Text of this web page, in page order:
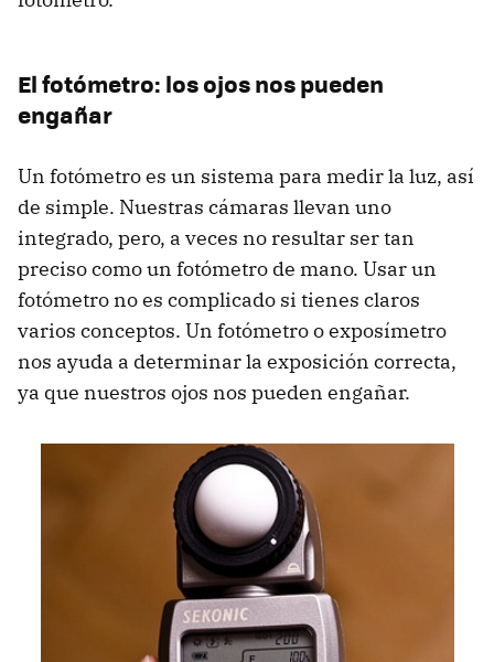
El fotómetro: los ojos nos pueden
engañar
Un fotómetro es un sistema para medir la luz, así
de simple. Nuestras cámaras llevan uno
integrado, pero, a veces no resultar ser tan
preciso como un fotómetro de mano. Usar un
fotómetro no es complicado si tienes claros
varios conceptos. Un fotómetro o exposímetro
nos ayuda a determinar la exposición correcta,
ya que nuestros ojos nos pueden engañar.